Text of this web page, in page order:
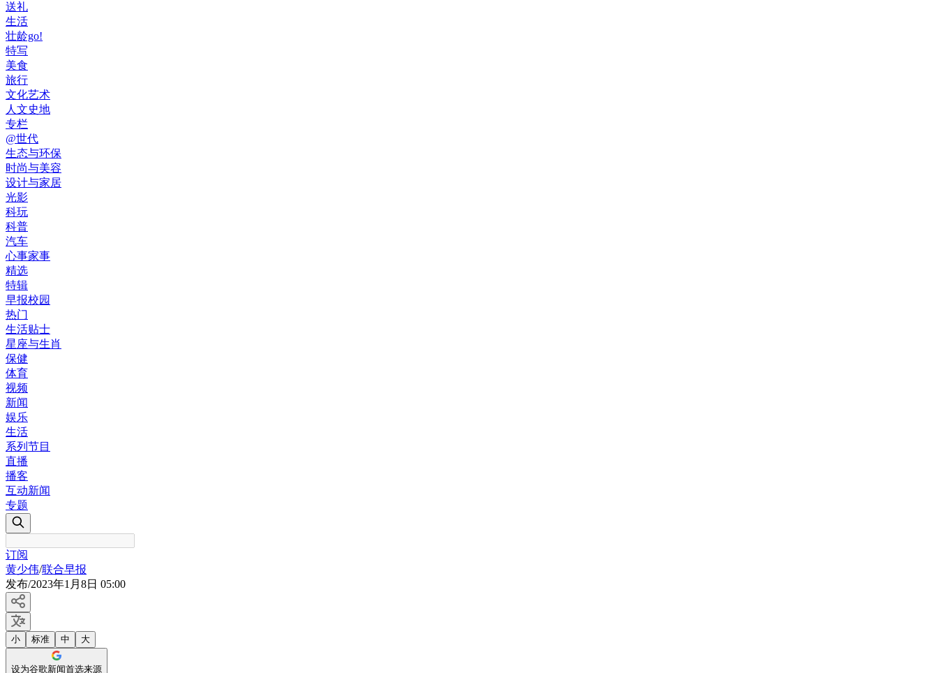
送礼
生活
壮龄go!
特写
美食
旅行
文化艺术
人文史地
专栏
@世代
生态与环保
时尚与美容
设计与家居
光影
科玩
科普
汽车
心事家事
精选
特辑
早报校园
热门
生活贴士
星座与生肖
保健
体育
视频
新闻
娱乐
生活
系列节目
直播
播客
互动新闻
专题
订阅
黄少伟/联合早报
发布/2023年1月8日 05:00
小 标准 中 大
设为谷歌新闻首选来源